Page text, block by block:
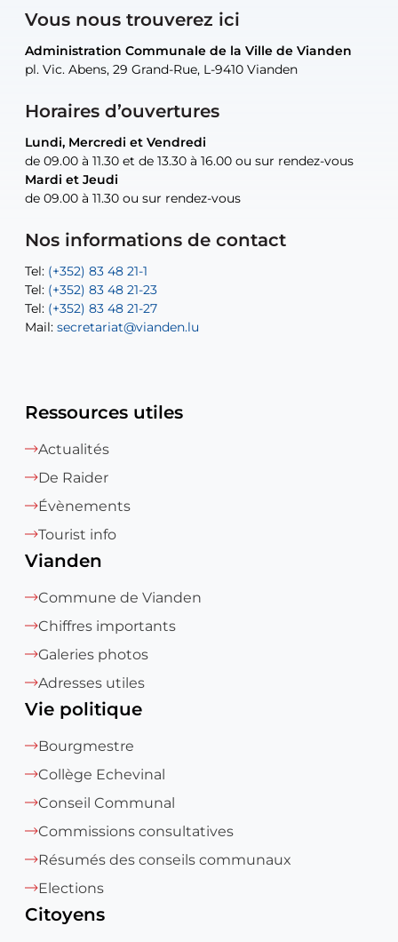
Vous nous trouverez ici
Administration Communale de la Ville de Vianden
pl. Vic. Abens, 29 Grand-Rue, L-9410 Vianden
Horaires d’ouvertures
Lundi, Mercredi et Vendredi
de 09.00 à 11.30 et de 13.30 à 16.00 ou sur rendez-vous
Mardi et Jeudi
de 09.00 à 11.30 ou sur rendez-vous
Nos informations de contact
Tel: (+352) 83 48 21-1
Tel: (+352) 83 48 21-23
Tel: (+352) 83 48 21-27
Mail: secretariat@vianden.lu
Administration Communale de la Ville de Vianden
pl. Vic. Abens, 29 Grand-Rue, L-9410 Vianden
Lundi, Mercredi et Vendredi
de 09.00 à 11.30 et de 13.30 à 16.00 ou sur rendez-vous
Mardi et Jeudi
de 09.00 à 11.30 ou sur rendez-vous
Tel: (+352) 83 48 21-20
Tel: (+352) 83 48 21-22
Mail:sofia.carvalho@vianden.lu
Mail: diane.storn@vianden.lu
Administration Communale de la Ville de Vianden
pl. Vic. Abens, 29 Grand-Rue, L-9410 Vianden
uniquement sur rendez-vous
Mail:recette@vianden.lu
Administration Communale de la Ville de Vianden
pl. Vic. Abens, 29 Grand-Rue, L-9410 Vianden
uniquement sur rendez-vous
Tel:(+352) 83 48 21-31
Atelier Communal de la Ville de Vianden
30, rue Neugarten, L-9422 Vianden
uniquement sur rendez-vous
Tel:Permanence (Fuite d’eau) : 83 48 21 61
Ressources utiles
Actualités
De Raider
Évènements
Tourist info
Vianden
Commune de Vianden
Chiffres importants
Galeries photos
Adresses utiles
Vie politique
Bourgmestre
Collège Echevinal
Conseil Communal
Commissions consultatives
Résumés des conseils communaux
Elections
Citoyens